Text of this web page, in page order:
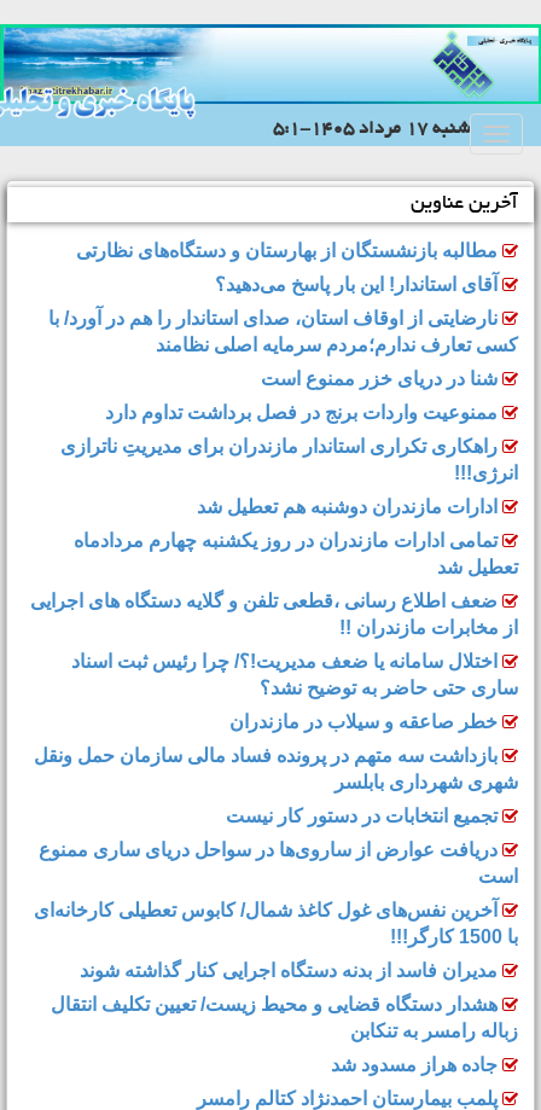
Toggle
شنبه 17 مرداد 1405-5:1
آخرین عناوین
مطالبه بازنشستگان از بهارستان و دستگاه‌های نظارتی
آقای استاندار! این بار پاسخ می‌دهید؟
نارضایتی از اوقاف استان، صدای استاندار را هم در آورد/ با
کسی تعارف ندارم؛مردم سرمایه اصلی نظامند
شنا در دریای خزر ممنوع است
ممنوعیت واردات برنج در فصل برداشت تداوم دارد
راهکاری تکراری استاندار مازندران برای مدیریتِ ناترازی
انرژی!!!
ادارات مازندران دوشنبه هم تعطیل شد
تمامی ادارات مازندران در روز یکشنبه چهارم مردادماه
تعطیل شد
ضعف اطلاع رسانی ،قطعی تلفن و گلایه دستگاه های اجرایی
از مخابرات مازندران !!
اختلال سامانه یا ضعف مدیریت!؟/ چرا رئیس ثبت اسناد
ساری حتی حاضر به توضیح نشد؟
خطر صاعقه و سیلاب در مازندران
بازداشت سه متهم در پرونده فساد مالی سازمان حمل‌ ونقل
شهری شهرداری بابلسر
تجمیع انتخابات در دستور کار نیست
دریافت عوارض از ساروی‌ها در سواحل دریای ساری ممنوع
است
آخرین نفس‌های غول کاغذ شمال‌/ ‌کابوس تعطیلی کارخانه‌ای
مدیران فاسد از بدنه دستگاه اجرایی کنار گذاشته شوند
هشدار دستگاه قضایی و محیط زیست/ تعیین تکلیف انتقال
زباله رامسر به تنکابن
جاده هراز مسدود شد
پلمب بیمارستان احمدنژاد کتالم رامسر